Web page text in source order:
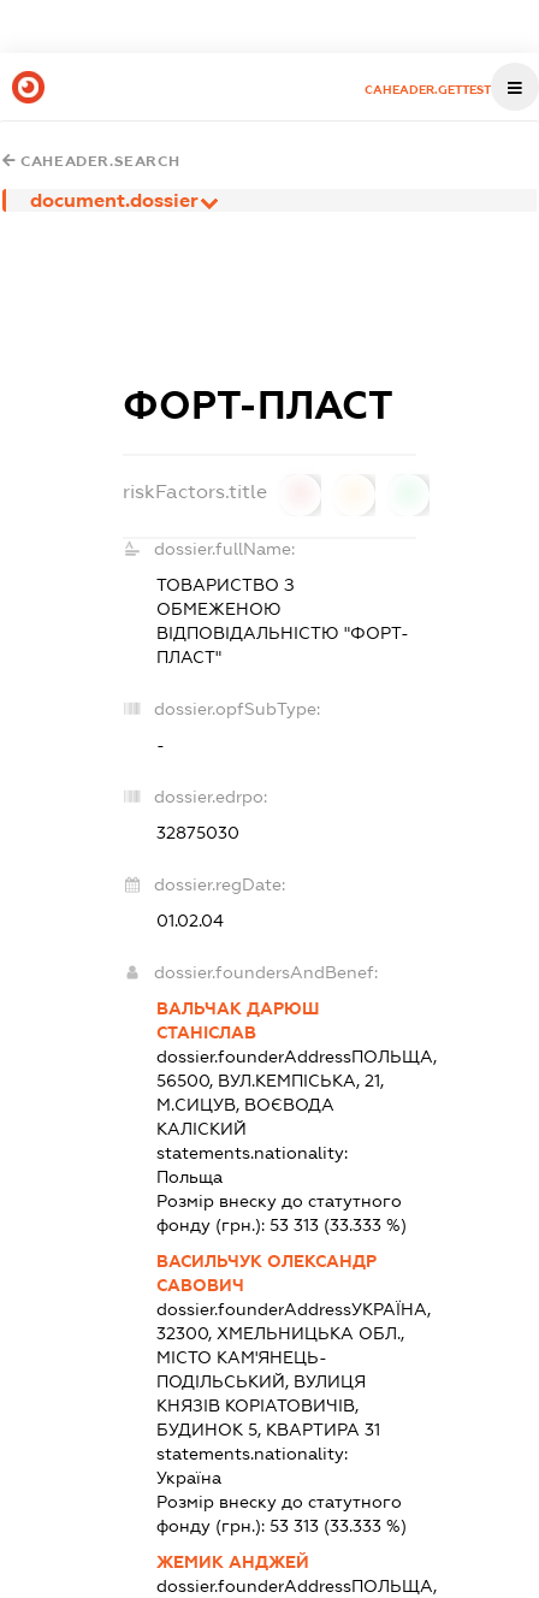
CAHEADER.GETTEST
CAHEADER.SEARCH
document.dossier
ФОРТ-ПЛАСТ
riskFactors.title
dossier.fullName:
ТОВАРИСТВО З
ОБМЕЖЕНОЮ
ВІДПОВІДАЛЬНІСТЮ "ФОРТ-
ПЛАСТ"
dossier.opfSubType:
-
dossier.edrpo:
32875030
dossier.regDate:
01.02.04
dossier.foundersAndBenef:
ВАЛЬЧАК ДАРЮШ
СТАНІСЛАВ
dossier.founderAddressПОЛЬЩА,
56500, ВУЛ.КЕМПІСЬКА, 21,
М.СИЦУВ, ВОЄВОДА
КАЛІСКИЙ
statements.nationality:
Польща
Розмір внеску до статутного
фонду (грн.):53 313 (33.333 %)
ВАСИЛЬЧУК ОЛЕКСАНДР
САВОВИЧ
dossier.founderAddressУКРАЇНА,
32300, ХМЕЛЬНИЦЬКА ОБЛ.,
МІСТО КАМ'ЯНЕЦЬ-
ПОДІЛЬСЬКИЙ, ВУЛИЦЯ
КНЯЗІВ КОРІАТОВИЧІВ,
БУДИНОК 5, КВАРТИРА 31
statements.nationality:
Україна
Розмір внеску до статутного
фонду (грн.):53 313 (33.333 %)
ЖЕМИК АНДЖЕЙ
dossier.founderAddressПОЛЬЩА,